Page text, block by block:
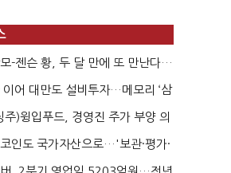
-젠슨 황, 두 달 만에 또 만난다…
등 논...
이어 대만도 설비투자…메모리 ‘삼
’
주)윙입푸드, 경영진 주가 부양 의
상한가...
인도 국가자산으로…'보관·평가·
기준은 ...